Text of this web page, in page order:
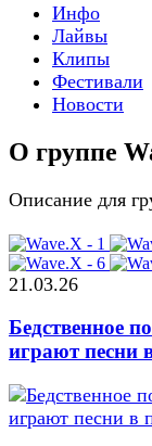
Инфо
Лайвы
Клипы
Фестивали
Новости
О группе
Описание для
21.03.26
Бедственное
играют песни